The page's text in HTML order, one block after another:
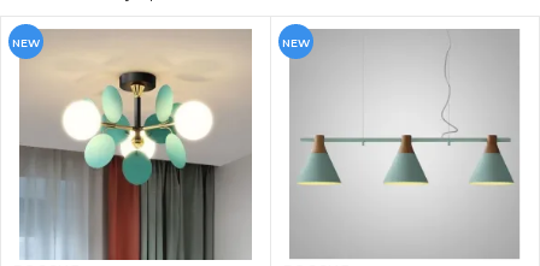
NEW NEW